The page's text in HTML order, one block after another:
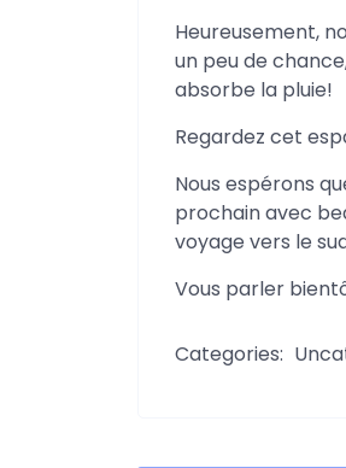
Heureusement,
un peu de
absorbe la pluie!
Regardez cet
Nous espérons
prochain avec
voyage vers le
Vous parler
Categories: